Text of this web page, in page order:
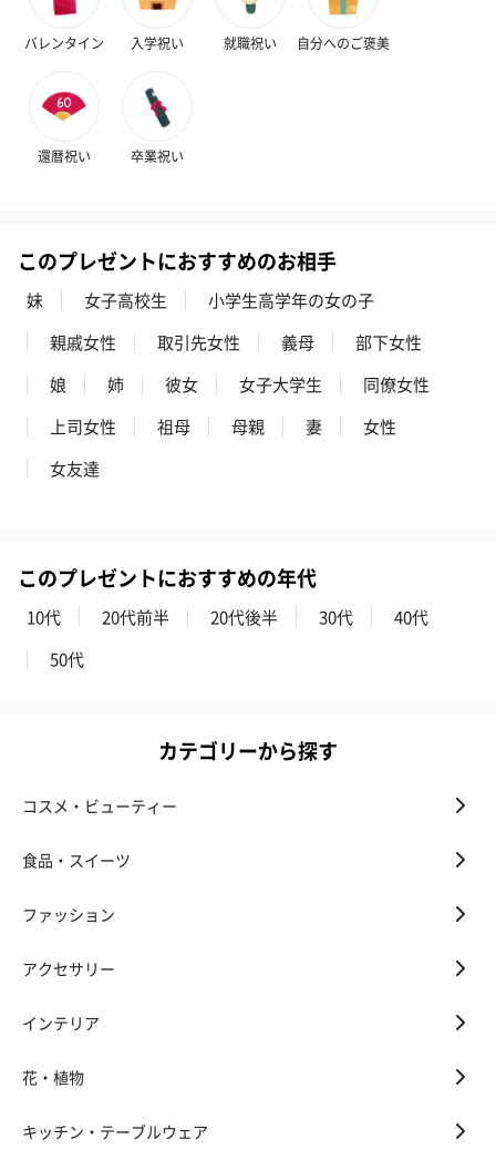
プレミアムビール イネ
おつまみ・その他
お酒にぴったりのおつまみ・サプリを同梱してお届けいたしま
す。
ン）（981円）
バレンタイン 入学祝い 就職祝い 自分へのご褒美
還暦祝い 卒業祝い
このプレゼントにおすすめのお相手
妹 女子高校生
小学生高学年の女の子
親戚女性
取引先女性 義母
部下女性
娘
姉 彼女 女子大学生
同僚女性
上司女性
祖母 母親 妻
女性
女友達
このプレゼントにおすすめの年代
10代 20代前半 20代後半 30代
40代
50代
カテゴリーから探す
コスメ・ビューティー
食品・スイーツ
ファッション
アクセサリー
インテリア
花・植物
キッチン・テーブルウェア